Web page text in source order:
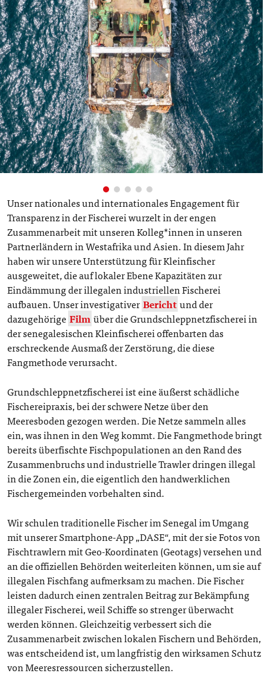
Unser nationales und internationales Engagement für
Transparenz in der Fischerei wurzelt in der engen
Zusammenarbeit mit unseren Kolleg*innen in unseren
Partnerländern in Westafrika und Asien. In diesem Jahr
haben wir unsere Unterstützung für Kleinfischer
ausgeweitet, die auf lokaler Ebene Kapazitäten zur
Eindämmung der illegalen industriellen Fischerei
aufbauen. Unser investigativerBerichtund der
dazugehörige Filmüber die Grundschleppnetzfischerei in
der senegalesischen Kleinfischerei offenbarten das
erschreckende Ausmaß der Zerstörung, die diese
Fangmethode verursacht.
Grundschleppnetzfischerei ist eine äußerst schädliche
Fischereipraxis, bei der schwere Netze über den
Meeresboden gezogen werden. Die Netze sammeln alles
ein, was ihnen in den Weg kommt. Die Fangmethode bringt
bereits überfischte Fischpopulationen an den Rand des
Zusammenbruchs und industrielle Trawler dringen illegal
in die Zonen ein, die eigentlich den handwerklichen
Fischergemeinden vorbehalten sind.
Wir schulen traditionelle Fischer im Senegal im Umgang
mit unserer Smartphone-App „DASE“, mit der sie Fotos von
Fischtrawlern mit Geo-Koordinaten (Geotags) versehen und
an die offiziellen Behörden weiterleiten können, um sie auf
illegalen Fischfang aufmerksam zu machen. Die Fischer
leisten dadurch einen zentralen Beitrag zur Bekämpfung
illegaler Fischerei, weil Schiffe so strenger überwacht
werden können. Gleichzeitig verbessert sich die
Zusammenarbeit zwischen lokalen Fischern und Behörden,
was entscheidend ist, um langfristig den wirksamen Schutz
von Meeresressourcen sicherzustellen.